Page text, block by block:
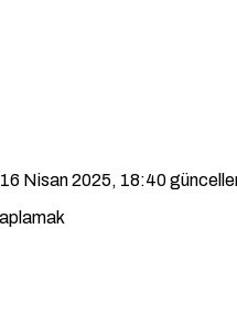
16 Nisan 2025, 18:40